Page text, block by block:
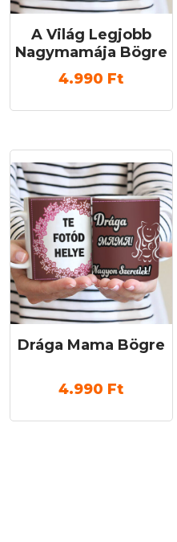
A Világ Legjobb
Nagymamája Bögre
4.990 Ft
Drága Mama Bögre
4.990 Ft